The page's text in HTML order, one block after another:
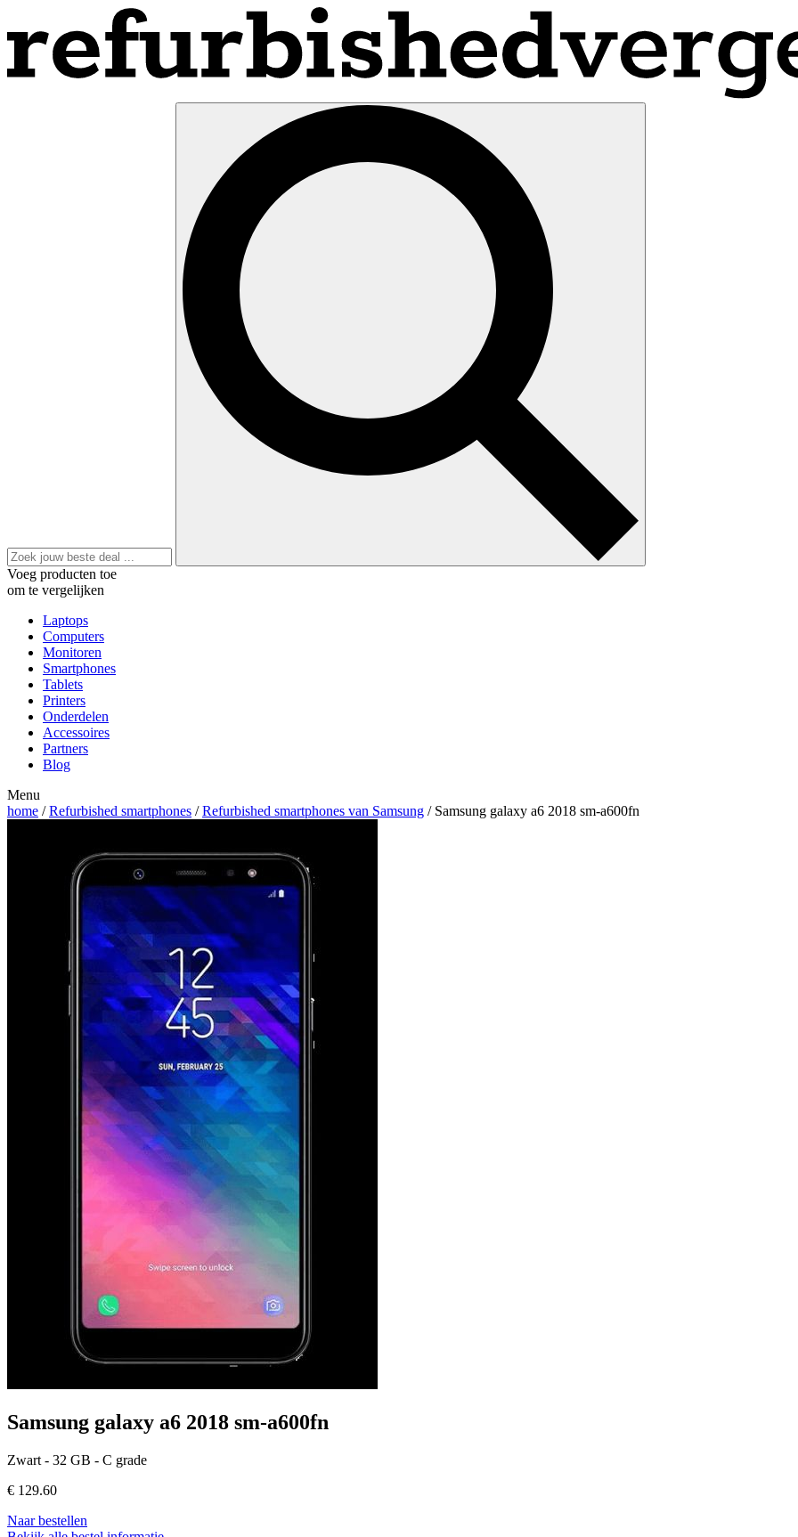
Voeg producten toe
om te vergelijken
Laptops
Computers
Monitoren
Smartphones
Tablets
Printers
Onderdelen
Accessoires
Partners
Blog
Menu
home /Refurbished smartphones /Refurbished smartphones van Samsung / Samsung galaxy a6 2018 sm-a600fn
Samsung galaxy a6 2018 sm-a600fn
Zwart - 32 GB - C grade
€ 129.60
Naar bestellen